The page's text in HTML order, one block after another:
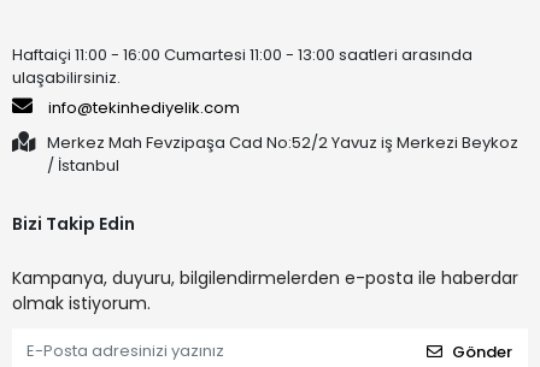
Haftaiçi 11:00 - 16:00 Cumartesi 11:00 - 13:00 saatleri arasında
ulaşabilirsiniz.
info@tekinhediyelik.com
Merkez Mah Fevzipaşa Cad No:52/2 Yavuz iş Merkezi Beykoz
/ İstanbul
Bizi Takip Edin
Kampanya, duyuru, bilgilendirmelerden e-posta ile haberdar
olmak istiyorum.
Gönder